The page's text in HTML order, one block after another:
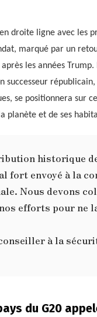
droite ligne avec les
marqué par un
les années Trump.
successeur
se positionnera sur
planète et de ses
historique
fort envoyé à la
Nous devons
efforts pour ne
à la
du G20